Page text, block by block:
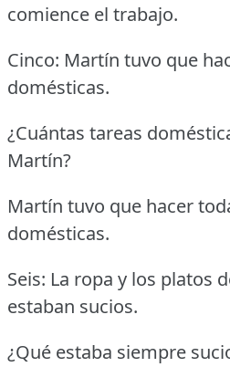
comience el trabajo.
Cinco: Martín tuvo que
domésticas.
¿Cuántas tareas
Martín?
Martín tuvo que hacer
domésticas.
Seis: La ropa y los platos
estaban sucios.
¿Qué estaba siempre